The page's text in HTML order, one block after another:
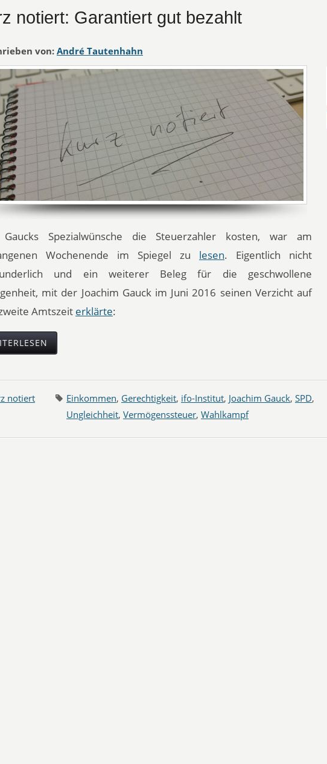
notiert: Garantiert gut bezahlt
von:André Tautenhahn
Spezialwünsche die Steuerzahler kosten, war am
Wochenende im Spiegel zu lesen. Eigentlich nicht
und ein weiterer Beleg für die geschwollene
mit der Joachim Gauck im Juni 2016 seinen Verzicht auf
Amtszeit erklärte:
notiert Einkommen, Gerechtigkeit, ifo-Institut, Joachim Gauck, SPD,
Ungleichheit, Vermögenssteuer, Wahlkampf